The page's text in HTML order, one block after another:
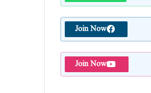
Join Now
Join Now